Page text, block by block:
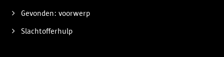
Gevonden: voorwerp
Slachtofferhulp